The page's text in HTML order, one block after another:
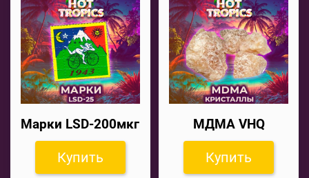
Марки LSD-200мкг
Купить
МДМА VHQ
Купить